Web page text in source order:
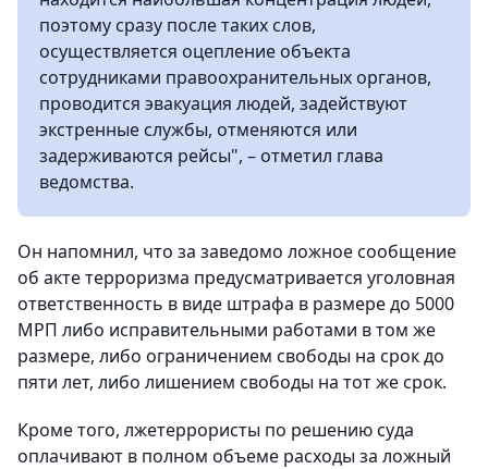
поэтому сразу после таких слов,
осуществляется оцепление объекта
сотрудниками правоохранительных органов,
проводится эвакуация людей, задействуют
экстренные службы, отменяются или
задерживаются рейсы", – отметил глава
ведомства.
Он напомнил, что за заведомо ложное сообщение
об акте терроризма предусматривается уголовная
ответственность в виде штрафа в размере до 5000
МРП либо исправительными работами в том же
размере, либо ограничением свободы на срок до
пяти лет, либо лишением свободы на тот же срок.
Кроме того, лжетеррористы по решению суда
оплачивают в полном объеме расходы за ложный